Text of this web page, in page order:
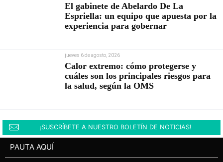
El gabinete de Abelardo De La
Espriella: un equipo que apuesta por la
experiencia para gobernar
jueves 6 de agosto, 2026
Calor extremo: cómo protegerse y
cuáles son los principales riesgos para
la salud, según la OMS
¡SUSCRÍBETE A NUESTRO BOLETÍN DE NOTICIAS!
PAUTA AQUÍ